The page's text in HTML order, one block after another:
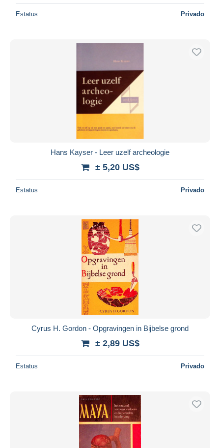
Estatus Privado
Hans Kayser - Leer uzelf archeologie
± 5,20 US$
Estatus Privado
Cyrus H. Gordon - Opgravingen in Bijbelse grond
± 2,89 US$
Estatus Privado